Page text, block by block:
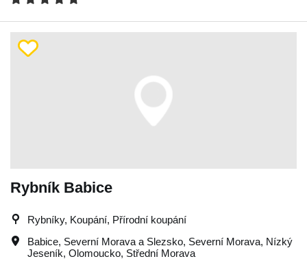
Rybník Babice
Rybníky, Koupání, Přírodní koupání
Babice, Severní Morava a Slezsko, Severní Morava, Nízký
Jeseník, Olomoucko, Střední Morava